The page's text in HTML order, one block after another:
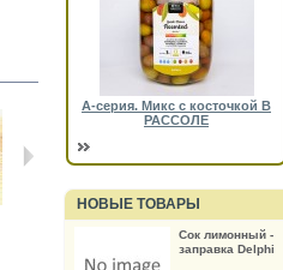
А-серия. Микс с косточкой В
РАССОЛЕ
НОВЫЕ ТОВАРЫ
Сок лимонный -
заправка Delphi